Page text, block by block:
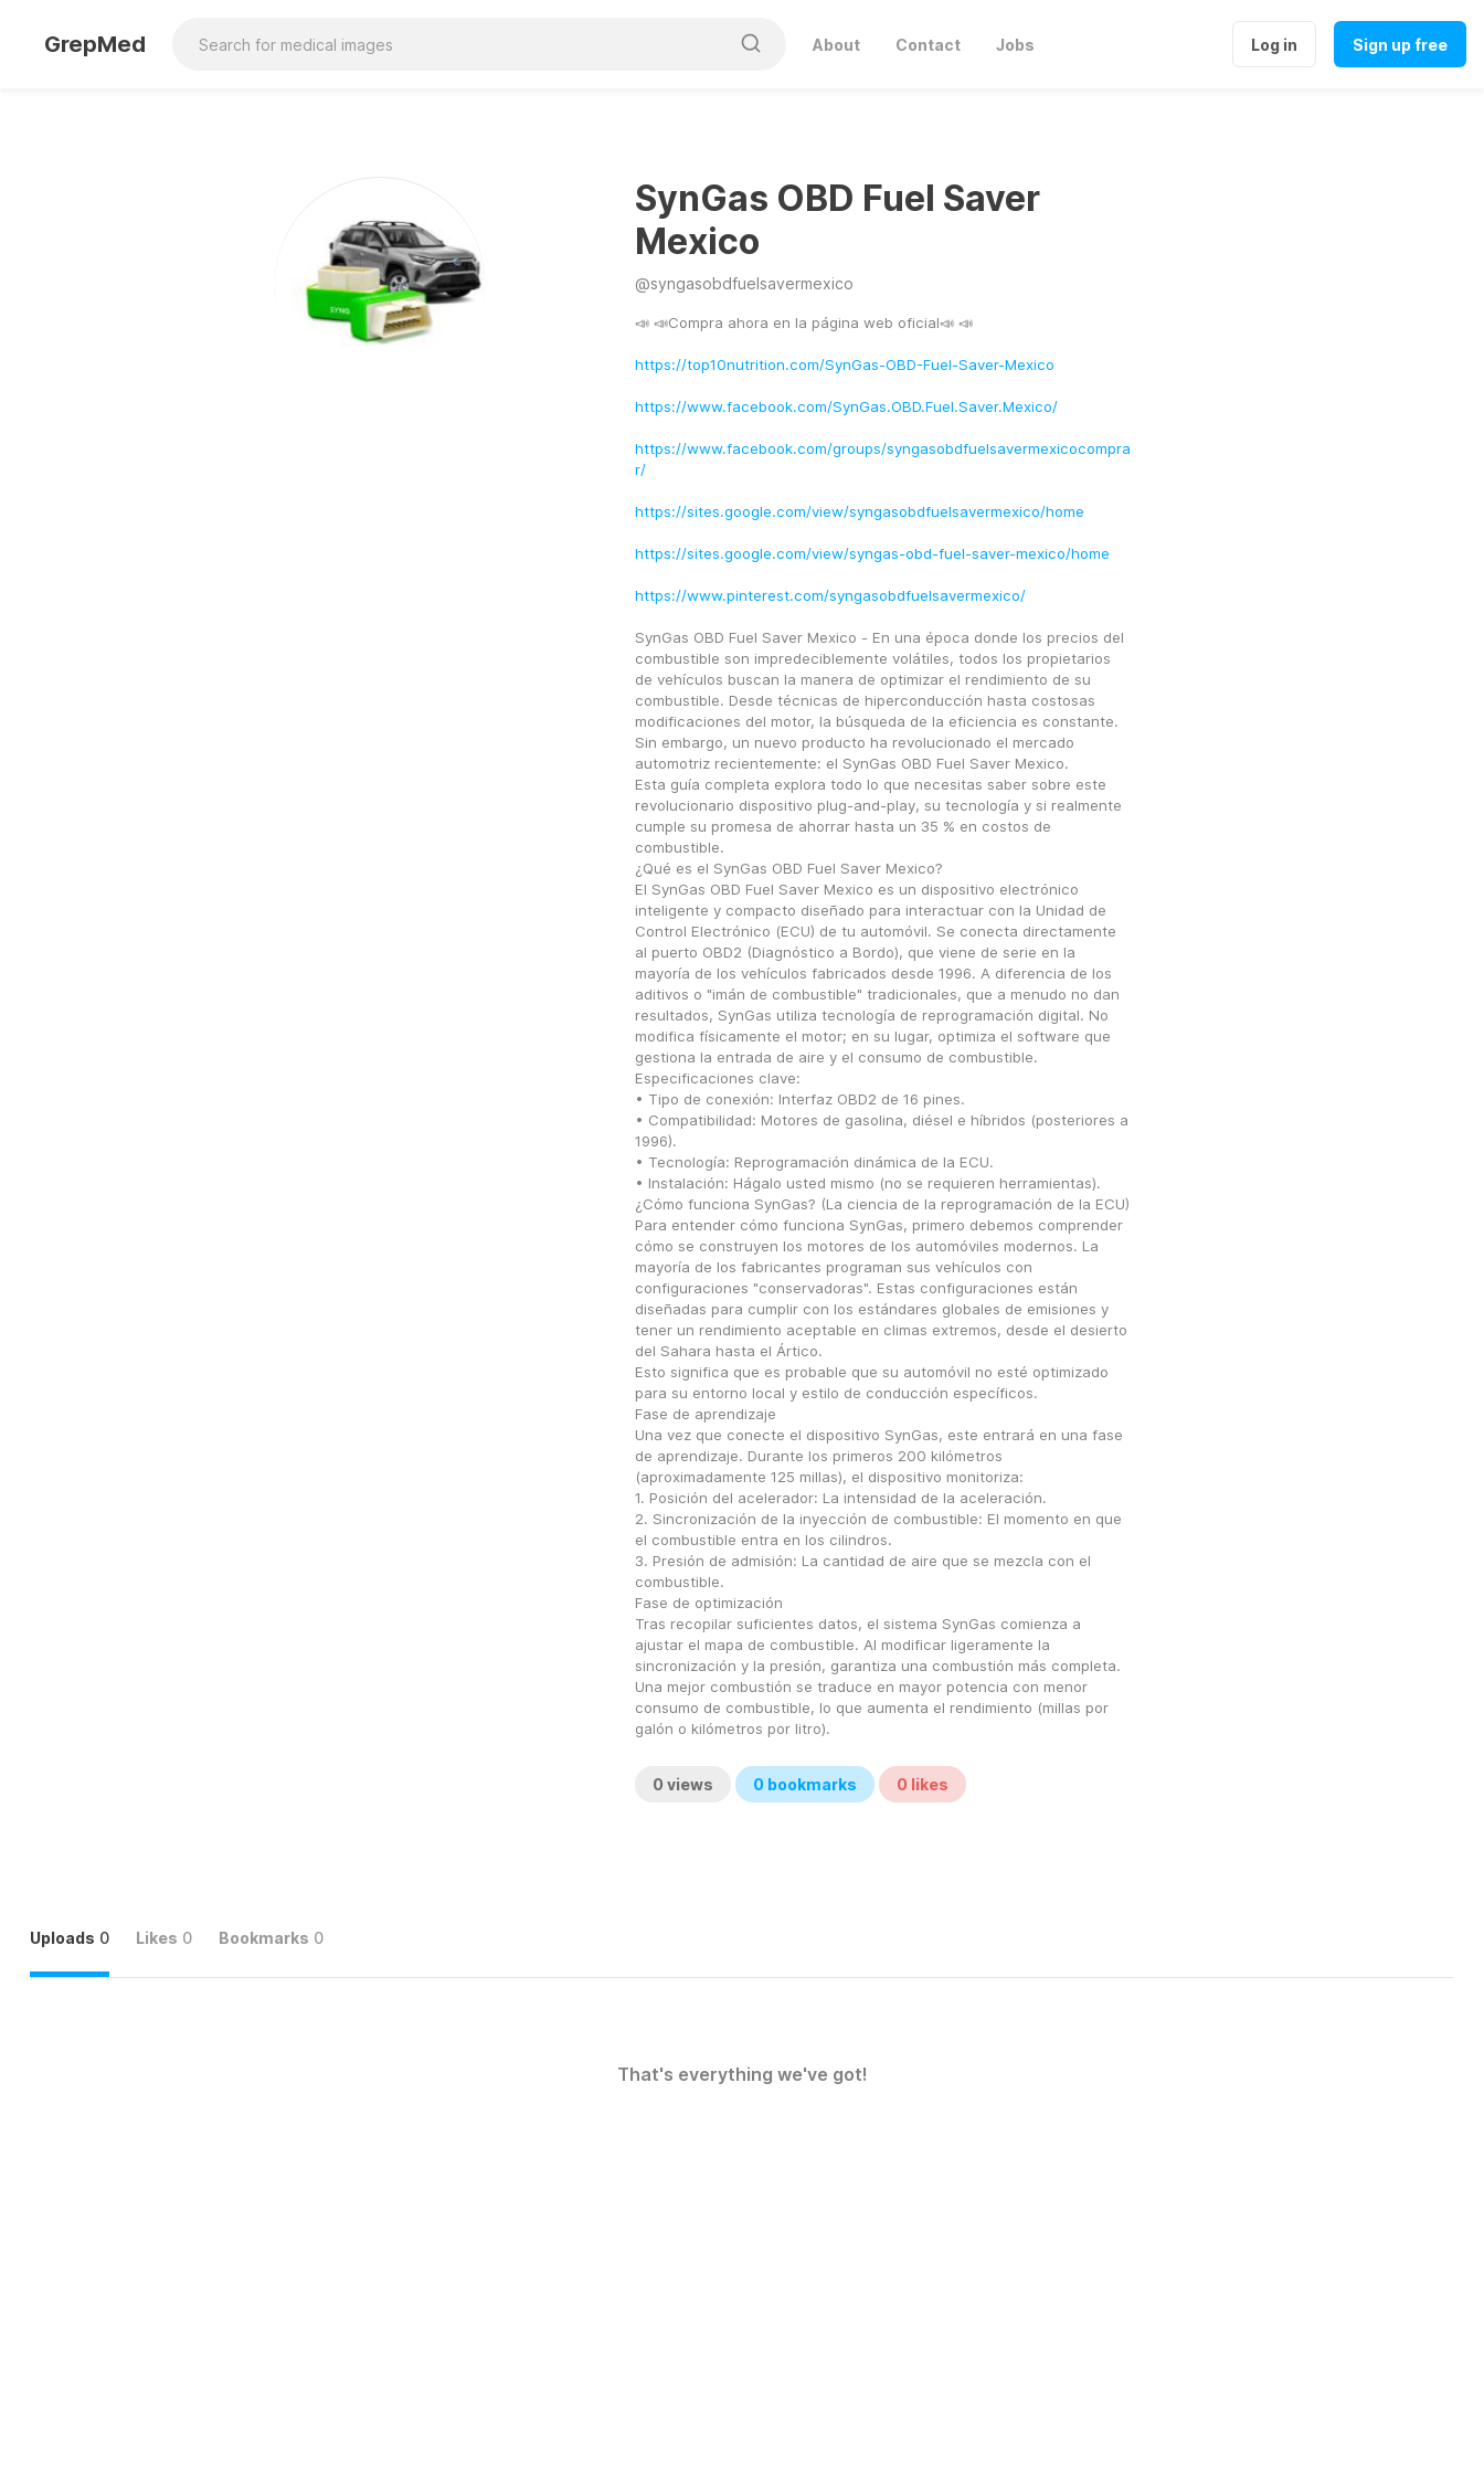
GrepMed About Contact Jobs Log in Sign up free
SynGas OBD Fuel Saver
Mexico
@syngasobdfuelsavermexico
📣 📣Compra ahora en la página web oficial📣 📣
https://top10nutrition.com/SynGas-OBD-Fuel-Saver-Mexico
https://www.facebook.com/SynGas.OBD.Fuel.Saver.Mexico/
https://www.facebook.com/groups/syngasobdfuelsavermexicocompra
r/
https://sites.google.com/view/syngasobdfuelsavermexico/home
https://sites.google.com/view/syngas-obd-fuel-saver-mexico/home
https://www.pinterest.com/syngasobdfuelsavermexico/
SynGas OBD Fuel Saver Mexico - En una época donde los precios del
combustible son impredeciblemente volátiles, todos los propietarios
de vehículos buscan la manera de optimizar el rendimiento de su
combustible. Desde técnicas de hiperconducción hasta costosas
modificaciones del motor, la búsqueda de la eficiencia es constante.
Sin embargo, un nuevo producto ha revolucionado el mercado
automotriz recientemente: el SynGas OBD Fuel Saver Mexico.
Esta guía completa explora todo lo que necesitas saber sobre este
revolucionario dispositivo plug-and-play, su tecnología y si realmente
cumple su promesa de ahorrar hasta un 35 % en costos de
combustible.
¿Qué es el SynGas OBD Fuel Saver Mexico?
El SynGas OBD Fuel Saver Mexico es un dispositivo electrónico
inteligente y compacto diseñado para interactuar con la Unidad de
Control Electrónico (ECU) de tu automóvil. Se conecta directamente
al puerto OBD2 (Diagnóstico a Bordo), que viene de serie en la
mayoría de los vehículos fabricados desde 1996. A diferencia de los
aditivos o "imán de combustible" tradicionales, que a menudo no dan
resultados, SynGas utiliza tecnología de reprogramación digital. No
modifica físicamente el motor; en su lugar, optimiza el software que
gestiona la entrada de aire y el consumo de combustible.
Especificaciones clave:
• Tipo de conexión: Interfaz OBD2 de 16 pines.
• Compatibilidad: Motores de gasolina, diésel e híbridos (posteriores a
1996).
• Tecnología: Reprogramación dinámica de la ECU.
• Instalación: Hágalo usted mismo (no se requieren herramientas).
¿Cómo funciona SynGas? (La ciencia de la reprogramación de la ECU)
Para entender cómo funciona SynGas, primero debemos comprender
cómo se construyen los motores de los automóviles modernos. La
mayoría de los fabricantes programan sus vehículos con
configuraciones "conservadoras". Estas configuraciones están
diseñadas para cumplir con los estándares globales de emisiones y
tener un rendimiento aceptable en climas extremos, desde el desierto
del Sahara hasta el Ártico.
Esto significa que es probable que su automóvil no esté optimizado
para su entorno local y estilo de conducción específicos.
Fase de aprendizaje
Una vez que conecte el dispositivo SynGas, este entrará en una fase
de aprendizaje. Durante los primeros 200 kilómetros
(aproximadamente 125 millas), el dispositivo monitoriza:
1. Posición del acelerador: La intensidad de la aceleración.
2. Sincronización de la inyección de combustible: El momento en que
el combustible entra en los cilindros.
3. Presión de admisión: La cantidad de aire que se mezcla con el
combustible.
Fase de optimización
Tras recopilar suficientes datos, el sistema SynGas comienza a
ajustar el mapa de combustible. Al modificar ligeramente la
sincronización y la presión, garantiza una combustión más completa.
Una mejor combustión se traduce en mayor potencia con menor
consumo de combustible, lo que aumenta el rendimiento (millas por
galón o kilómetros por litro).
0 views 0bookmarks 0 likes
Uploads 0 Likes 0 Bookmarks 0
That's everything we've got!